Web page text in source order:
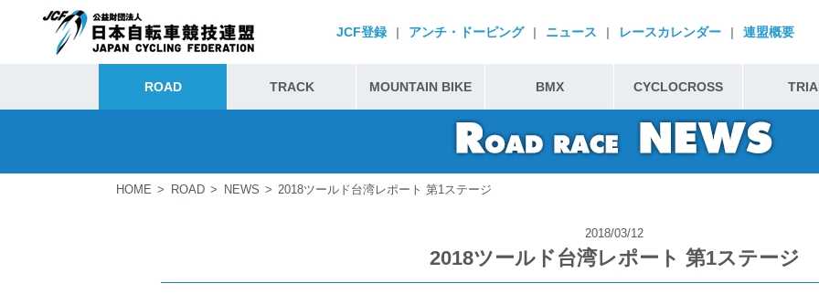
JCF登録 | アンチ・ドーピング | ニュース | レースカレンダー | 連盟概要
ROAD TRACK MOUNTAIN BIKE BMX CYCLOCROSS
HOME ROAD NEWS 2018ツールド台湾レポート 第1ステージ
2018/03/12
2018ツールド台湾レポート 第1ステージ